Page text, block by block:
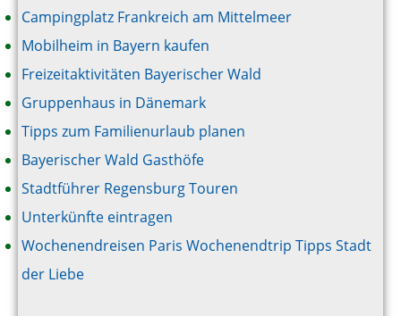
Campingplatz Frankreich am Mittelmeer
Mobilheim in Bayern kaufen
Freizeitaktivitäten Bayerischer Wald
Gruppenhaus in Dänemark
Tipps zum Familienurlaub planen
Bayerischer Wald Gasthöfe
Stadtführer Regensburg Touren
Unterkünfte eintragen
Wochenendreisen Paris Wochenendtrip Tipps Stadt
der Liebe